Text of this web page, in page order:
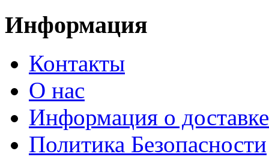
Информация
Контакты
О нас
Информация о доставке
Политика Безопасности